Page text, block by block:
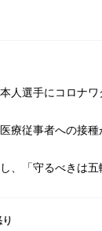
人選手にコロナ
療従事者への接
、「守るべきは